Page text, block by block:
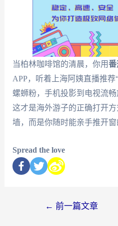
当柏林咖啡馆的清晨，你用番
APP，听着上海阿姨直播推
螺蛳粉，手机投影到电视流
这才是海外游子的正确打开
墙，而是你随时能亲手推开窗
Spread the love
← 前一篇文章